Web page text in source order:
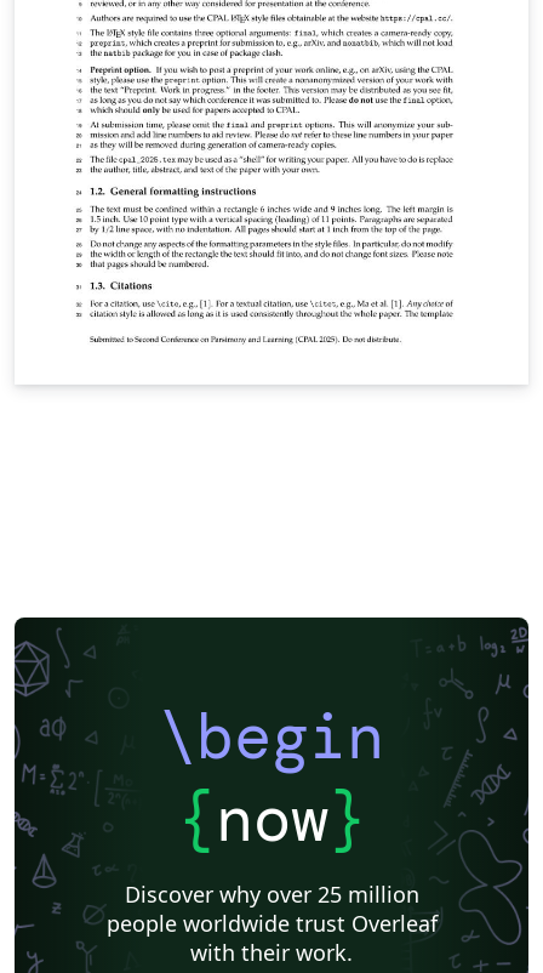
\begin
{now}
Discover why over 25 million
people worldwide trust Overleaf
with their work.